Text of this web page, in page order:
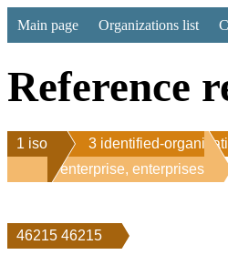
Main page Organizations list
Reference
1 iso
3 identified-
1 enterprise, enterprises
46215 46215